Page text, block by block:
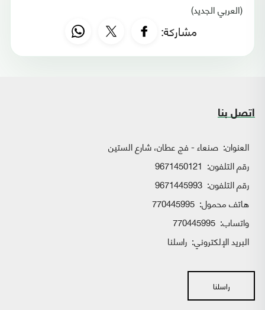
(العربي الجديد)
مشاركة:
اتصل بنا
العنوان: صنعاء - فج عطان، شارع الستين
رقم التلفون: 9671450121
رقم التلفون: 9671445993
هاتف محمول: 770445995
واتساب:
البريد الإلكتروني: راسلنا
راسلنا